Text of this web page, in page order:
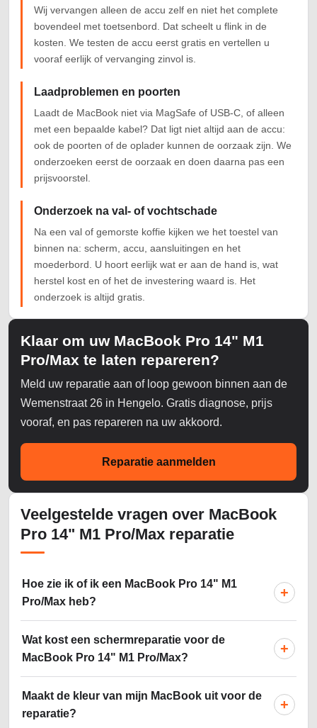
Wij vervangen alleen de accu zelf en niet het complete
bovendeel met toetsenbord. Dat scheelt u flink in de
kosten. We testen de accu eerst gratis en vertellen u
vooraf eerlijk of vervanging zinvol is.
Laadproblemen en poorten
Laadt de MacBook niet via MagSafe of USB-C, of alleen
met een bepaalde kabel? Dat ligt niet altijd aan de accu:
ook de poorten of de oplader kunnen de oorzaak zijn. We
onderzoeken eerst de oorzaak en doen daarna pas een
prijsvoorstel.
Onderzoek na val- of vochtschade
Na een val of gemorste koffie kijken we het toestel van
binnen na: scherm, accu, aansluitingen en het
moederbord. U hoort eerlijk wat er aan de hand is, wat
herstel kost en of het de investering waard is. Het
onderzoek is altijd gratis.
Klaar om uw MacBook Pro 14" M1
Pro/Max te laten repareren?
Meld uw reparatie aan of loop gewoon binnen aan de
Wemenstraat 26 in Hengelo. Gratis diagnose, prijs
vooraf, en pas repareren na uw akkoord.
Reparatie aanmelden
Veelgestelde vragen over MacBook
Pro 14" M1 Pro/Max reparatie
Hoe zie ik of ik een MacBook Pro 14" M1
Pro/Max heb?
+
Wat kost een schermreparatie voor de
MacBook Pro 14" M1 Pro/Max?
+
Maakt de kleur van mijn MacBook uit voor de
reparatie?
+